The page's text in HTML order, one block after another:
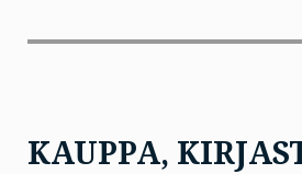
KAUPPA,